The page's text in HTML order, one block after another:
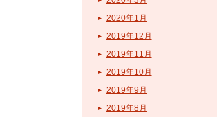
2020年1月
2019年12月
2019年11月
2019年10月
2019年9月
2019年8月